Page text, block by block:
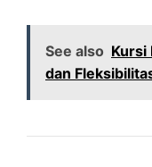
See also Kursi
dan